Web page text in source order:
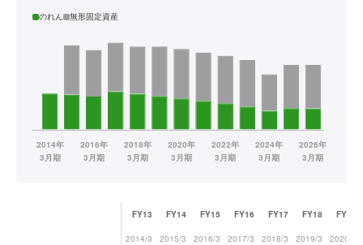
のれん 無形固定資産
FY13 FY14 FY15 FY16 FY17 FY18 FY19
2014/3 2015/3 2016/3 2017/3 2018/3 2019/3 2020/3